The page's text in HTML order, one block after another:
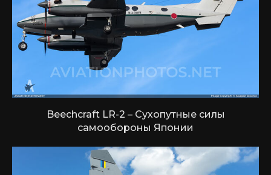
Beechcraft LR-2 – Сухопутные силы
самообороны Японии